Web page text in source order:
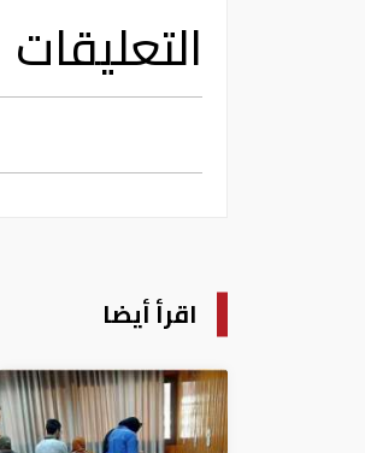
التعليقات
اقرأ أيضا